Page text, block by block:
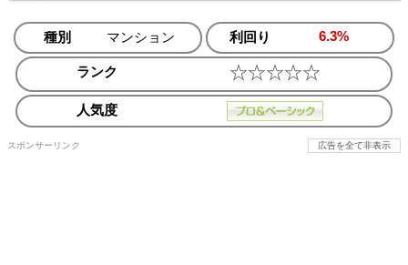
種別 マンション 利回り 6.3%
ランク
人気度
スポンサーリンク 広告を全て非表示